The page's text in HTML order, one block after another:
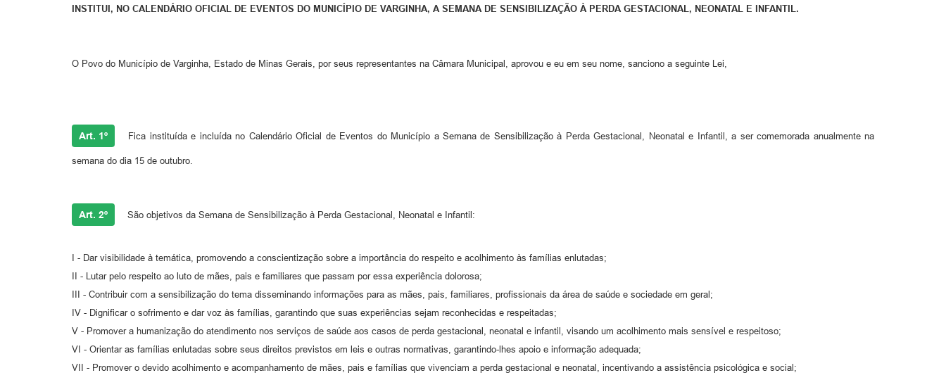
INSTITUI, NO CALENDÁRIO OFICIAL DE EVENTOS DO MUNICÍPIO DE VARGINHA, A SEMANA DE SENSIBILIZAÇÃO À PERDA GESTACIONAL, NEONATAL E INFANTIL.
O Povo do Município de Varginha, Estado de Minas Gerais, por seus representantes na Câmara Municipal, aprovou e eu em seu nome, sanciono a seguinte Lei,
Art. 1º Fica instituída e incluída no Calendário Oficial de Eventos do Município a Semana de Sensibilização à Perda Gestacional, Neonatal e Infantil, a ser comemorada anualmente na
semana do dia 15 de outubro.
Art. 2º São objetivos da Semana de Sensibilização à Perda Gestacional, Neonatal e Infantil:
I - Dar visibilidade à temática, promovendo a conscientização sobre a importância do respeito e acolhimento às famílias enlutadas;
II - Lutar pelo respeito ao luto de mães, pais e familiares que passam por essa experiência dolorosa;
III - Contribuir com a sensibilização do tema disseminando informações para as mães, pais, familiares, profissionais da área de saúde e sociedade em geral;
IV - Dignificar o sofrimento e dar voz às famílias, garantindo que suas experiências sejam reconhecidas e respeitadas;
V - Promover a humanização do atendimento nos serviços de saúde aos casos de perda gestacional, neonatal e infantil, visando um acolhimento mais sensível e respeitoso;
VI - Orientar as famílias enlutadas sobre seus direitos previstos em leis e outras normativas, garantindo-lhes apoio e informação adequada;
VII - Promover o devido acolhimento e acompanhamento de mães, pais e famílias que vivenciam a perda gestacional e neonatal, incentivando a assistência psicológica e social;